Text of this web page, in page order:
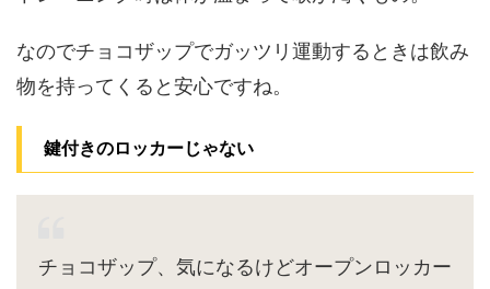
なのでチョコザップでガッツリ運動するときは飲み
物を持ってくると安心ですね。
鍵付きのロッカーじゃない
チョコザップ、気になるけどオープンロッカー